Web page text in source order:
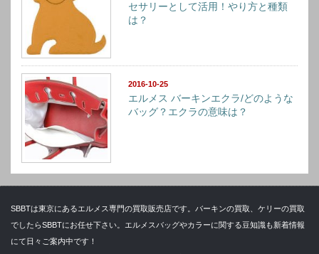
セサリーとして活用！やり方と種類
は？
2016-10-25
エルメス バーキンエクラ/どのような
バッグ？エクラの意味は？
SBBTは東京にあるエルメス専門の買取販売店です。バーキンの買取、ケリーの買取
でしたらSBBTにお任せ下さい。エルメスバッグやカラーに関する豆知識も新着情報
にて日々ご案内中です！